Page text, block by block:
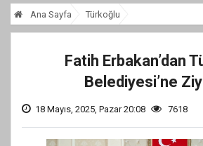
Ana Sayfa Türkoğlu
Fatih Erbakan’dan
Belediyesi’ne
18 Mayıs, 2025, Pazar 20:08 7618